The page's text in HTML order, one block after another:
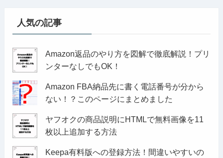
人気の記事
Amazon返品のやり方を図解で徹底解説！プリ
ンターなしでもOK！
Amazon FBA納品先に書く電話番号が分から
ない！？このページにまとめました
ヤフオクの商品説明にHTMLで無料画像を11
枚以上追加する方法
Keepa有料版への登録方法！間違いやすいの